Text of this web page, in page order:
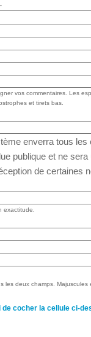
vos commentaires. Les
et tirets bas.
enverra tous
publique et ne
de certaines
exactitude.
deux champs. Majuscules
cocher la cellule ci-